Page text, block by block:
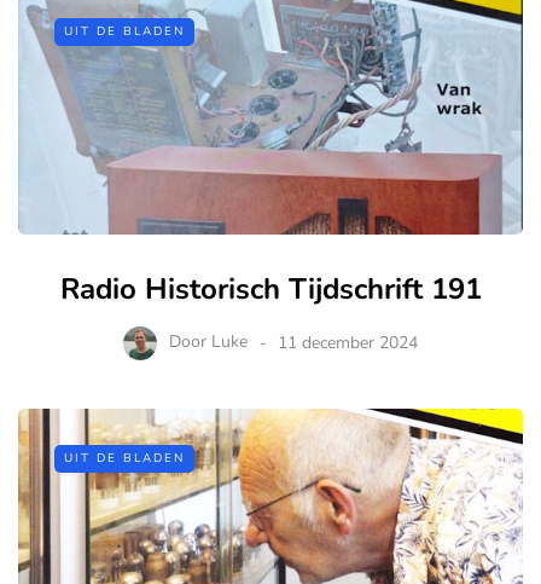
UIT DE BLADEN
Radio Historisch Tijdschrift 191
Door Luke 11 december 2024
UIT DE BLADEN